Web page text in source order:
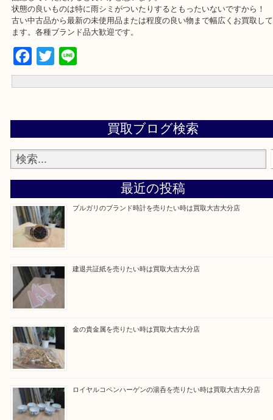
大分市の方よりお買取させていただきました。
ありがとうございました。
ブランド品などの査定をご依頼する際雨の日は、袋などに入れて濡
配慮していただけると良いかと思います。
Facebook
Twitter
Line
買取ブログ検索
最近の投稿